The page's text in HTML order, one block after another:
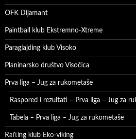
OFK Dijamant
Paintball klub Ekstremno-Xtreme
Paraglajding klub Visoko
Planinarsko društvo Visočica
Prva liga – Jug za rukometaše
Raspored i rezultati – Prva liga – Jug za
Tabela – Prva liga – Jug za rukometaše
Rafting klub Eko-viking